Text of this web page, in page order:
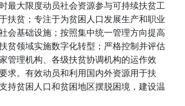
最大限度动员社会资源参与可持续扶贫工
扶贫；专注于为贫困人口发展生产和职业
会基础设施；按照集中统一管理方向提高
贫领域实施数字化转型；严格控制并评估
管理机构、各级扶贫协调机构的运作效
求。有效动员和利用国内外资源用于扶
持贫困人口和贫困地区摆脱困境，建设温